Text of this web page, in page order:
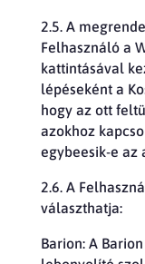
2.5. A
Felhasználó a
kattintásával
lépéseként a
hogy az ott
azokhoz
egybeesik-e az
2.6. A
választhatja:
Barion: A